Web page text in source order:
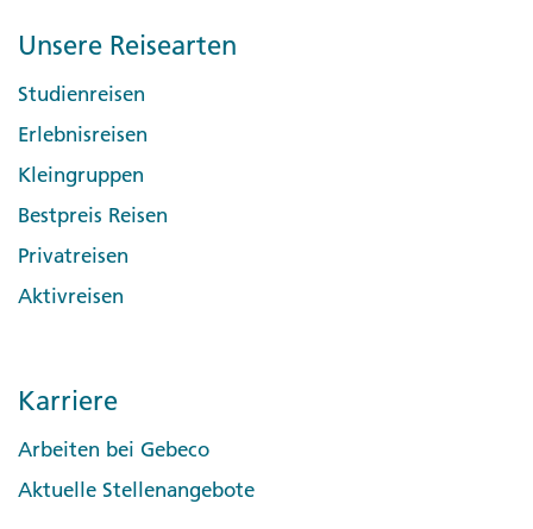
Unsere Reisearten
Studienreisen
Erlebnisreisen
Kleingruppen
Bestpreis Reisen
Privatreisen
Aktivreisen
Karriere
Arbeiten bei Gebeco
Aktuelle Stellenangebote